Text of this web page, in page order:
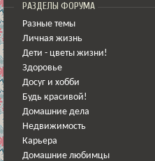
РАЗДЕЛЫ ФОРУМА
Разные темы
Личная жизнь
Дети - цветы жизни!
Здоровье
Досуг и хобби
Будь красивой!
Домашние дела
Недвижимость
Карьера
Домашние любимцы